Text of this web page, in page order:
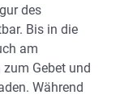
des
Bis in die
am
Gebet und
Während